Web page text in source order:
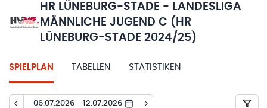
HR LÜNEBURG-STADE - LANDESLIGA
MÄNNLICHE JUGEND C (HR
LÜNEBURG-STADE 2024/25)
SPIELPLAN TABELLEN STATISTIKEN
06.07.2026 - 12.07.2026